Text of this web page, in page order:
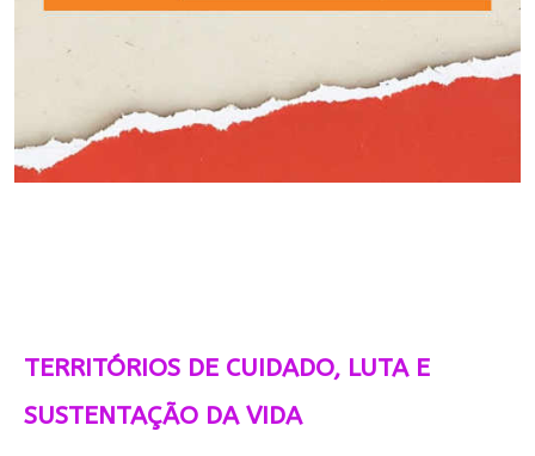
TERRITÓRIOS DE CUIDADO, LUTA E
SUSTENTAÇÃO DA VIDA